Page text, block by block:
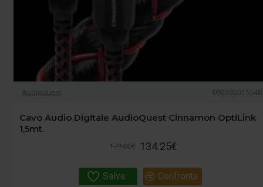
Audioquest 092592015548
Cavo Audio Digitale AudioQuest Cinnamon OptiLink
1,5mt.
134.25€
179.00€
Salva Confronta